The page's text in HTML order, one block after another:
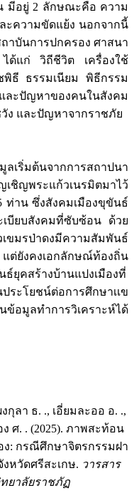
มีอยู่ 2 ลักษณะคือ ความ
ะความขัดแย้ง นอกจากนี้
าบันการปกครอง ศาสนา
ด้แก่ วิถีชีวิต เครื่องใช้
พิธี ธรรมเนียม พิธีกรรม
ะปัญหาของคนในสังคม
ง และปัญหาจากราชภัย
ต้นจากการสถาปนา
ชิญพระแก้วเนรมิตมาไว้
ท่าน ซึ่งสังคมเมืองขุขันธ์
เบียบสังคมที่ซับซ้อน ด้วย
มรป่าดงมีความสัมพันธ์
ต่ยังคงเอกลักษณ์ท้องถิ่น
ยุคสร้างบ้านแปงเมืองที่
ะโยชน์ต่อการศึกษาเเข
ข้อมูลทำการวิเคราะห์ได้
กุลา ธ. ., เอี่ยมละออ อ. .,
ศ. . (2025). ภาพสะท้อน
ง: กรณีศึกษาจิตรกรรมฝา
หวัดศรีสะเกษ. วารสาร
ยาลัยราชภัฏ